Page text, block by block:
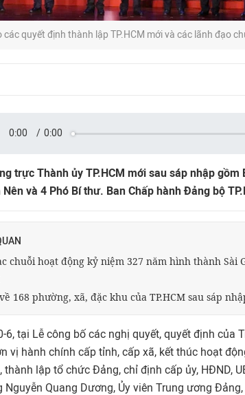
các quyết định thành lập TP.HCM mới và các lãnh đạo
0:00 / 0:00
trực Thành ủy TP.HCM mới sau sáp nhập gồm
Nên và 4 Phó Bí thư. Ban Chấp hành Đảng bộ
chuỗi hoạt động kỷ niệm 327 năm hình thành Sài
168 phường, xã, đặc khu của TP.HCM sau sáp
6, tại Lễ công bố các nghị quyết, quyết định của
vị hành chính cấp tỉnh, cấp xã, kết thúc hoạt
thành lập tổ chức Đảng, chỉ định cấp ủy, HĐND,
Nguyễn Quang Dương, Ủy viên Trung ương